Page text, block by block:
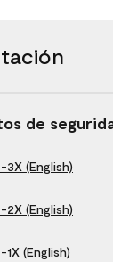
de
(English)
(English)
(English)